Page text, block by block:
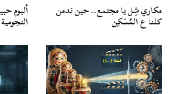
مكاري شِل يا مجتمع.. حين ندمن
كلنا ع المُسَكِن
ألبوم